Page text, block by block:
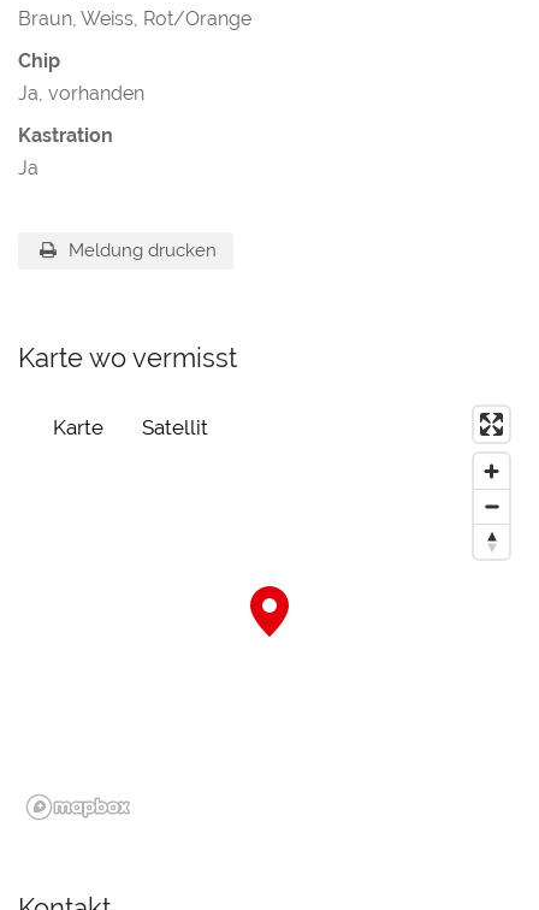
Braun, Weiss, Rot/Orange
Chip
Ja, vorhanden
Kastration
Ja
Meldung drucken
Karte wo vermisst
Karte Satellit